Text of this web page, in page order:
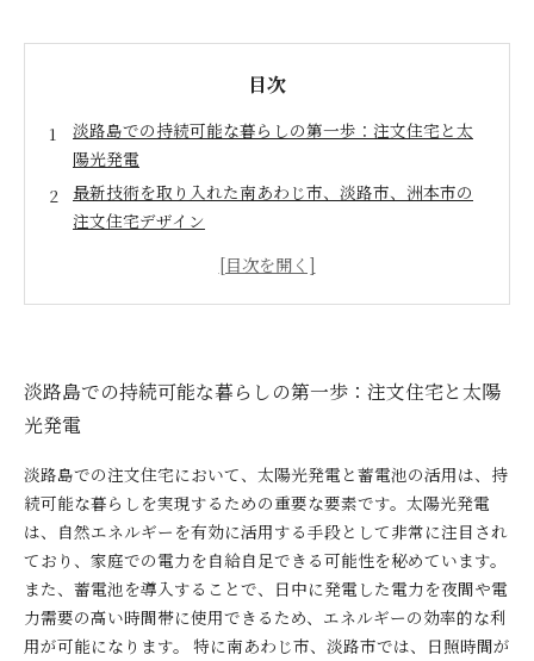
目次
淡路島での持続可能な暮らしの第一歩：注文住宅と太
陽光発電
最新技術を取り入れた南あわじ市、淡路市、洲本市の
注文住宅デザイン
注文住宅で実現する経済的メリット：再生可能エネル
淡路島での持続可能な暮らしの第一歩：注文住宅と太陽
光発電
淡路島での注文住宅において、太陽光発電と蓄電池の活用は、持
続可能な暮らしを実現するための重要な要素です。太陽光発電
は、自然エネルギーを有効に活用する手段として非常に注目され
ており、家庭での電力を自給自足できる可能性を秘めています。
また、蓄電池を導入することで、日中に発電した電力を夜間や電
力需要の高い時間帯に使用できるため、エネルギーの効率的な利
用が可能になります。 特に南あわじ市、淡路市では、日照時間が